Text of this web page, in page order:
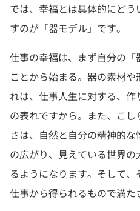
では、幸福とは具体的にど
すのが「器モデル」です。
仕事の幸福は、まず自分の
ことから始まる。器の素材
れは、仕事人生に対する、
の表れですから。また、こ
さは、自然と自分の精神的
の広がり、見えている世界
るようになります。そして
仕事から得られるもので満た